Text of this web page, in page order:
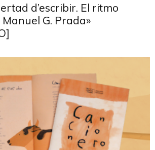
d’escribir. El ritmo
G. Prada»